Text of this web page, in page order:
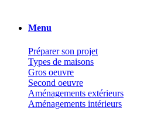
Menu
Préparer son projet
Types de maisons
Gros oeuvre
Second oeuvre
Aménagements extérieurs
Aménagements intérieurs